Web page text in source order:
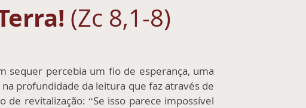
(Zc 8,1-8)
sequer percebia um fio de esperança, uma
profundidade da leitura que faz através de
revitalização: “Se isso parece impossível